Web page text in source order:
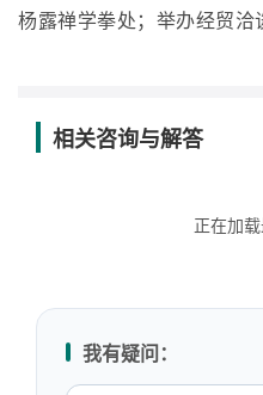
杨露禅学拳处；举办经贸洽
相关咨询与解答
正在加
我有疑问：